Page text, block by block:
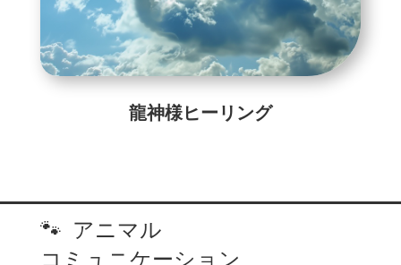
龍神様ヒーリング
🐾 アニマル
コミュニケーション